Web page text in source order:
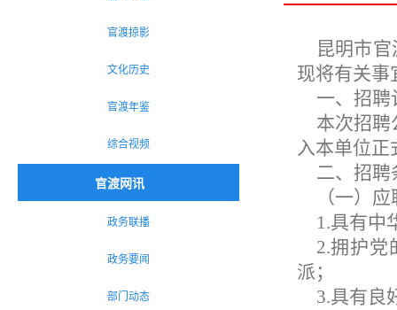
官渡掠影
文化历史
官渡年鉴
综合视频
官渡网讯
政务联播
政务要闻
部门动态
昆明市
现将有关事
一、招聘
本次招
入本单位正
二、招聘
（一）
1.具有中
2.拥护党
派；
3.具有良